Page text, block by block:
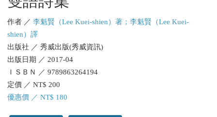
作者 ／ 李魁賢（Lee Kuei-shien）著；李魁賢（Lee Kuei-
shien）譯
出版社 ／ 秀威出版(秀威資訊)
出版日期 ／ 2017-04
ＩＳＢＮ ／ 9789863264194
定價 ／ NT$ 200
優惠價 ／ NT$ 180